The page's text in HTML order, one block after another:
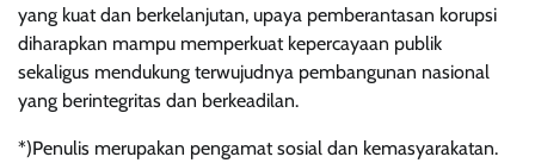
yang kuat dan berkelanjutan, upaya pemberantasan korupsi
diharapkan mampu memperkuat kepercayaan publik
sekaligus mendukung terwujudnya pembangunan nasional
yang berintegritas dan berkeadilan.
*)Penulis merupakan pengamat sosial dan kemasyarakatan.